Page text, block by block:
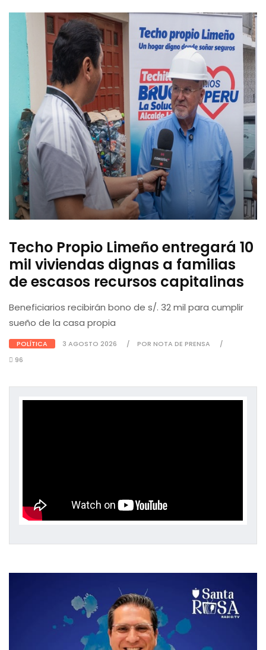
Techo Propio Limeño entregará 10
mil viviendas dignas a familias
de escasos recursos capitalinas
Beneficiarios recibirán bono de s/. 32 mil para cumplir
sueño de la casa propia
POLÍTICA 3 AGOSTO 2026
POR NOTA DE PRENSA
96